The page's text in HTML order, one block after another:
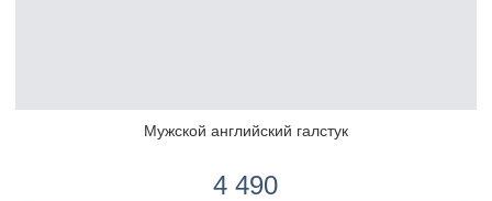
Мужской английский галстук
4 490